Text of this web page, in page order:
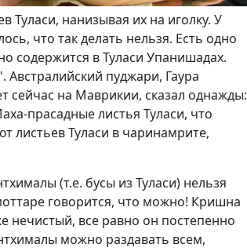
Туласи, нанизывая их на иголку. У
что так делать нельзя. Есть одно
содержится в Туласи Упанишадах.
пуджари, Гаура
сейчас на Маврикии, сказал однажды:
прасадные листья Туласи, что
листьев Туласи в чаринамрите,
(т.е. бусы из Туласи) нельзя
говорится, что можно! Кришна
нечистый, все равно он постепенно
можно раздавать всем,